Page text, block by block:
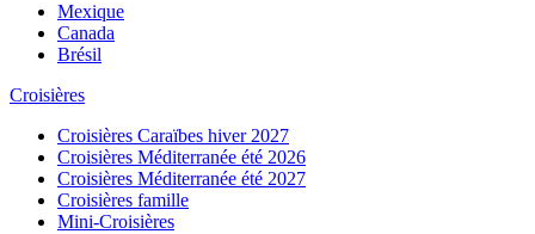
Mexique
Canada
Brésil
Croisières
Croisières Caraïbes hiver 2027
Croisières Méditerranée été 2026
Croisières Méditerranée été 2027
Croisières famille
Mini-Croisières